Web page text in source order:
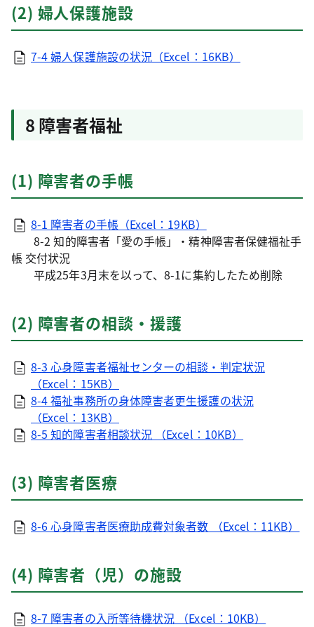
(2) 婦人保護施設
7-4 婦人保護施設の状況（Excel：16KB）
8 障害者福祉
(1) 障害者の手帳
8-1 障害者の手帳（Excel：19KB）
8-2 知的障害者「愛の手帳」・精神障害者保健福祉手
帳 交付状況
平成25年3月末を以って、8-1に集約したため削除
(2) 障害者の相談・援護
8-3 心身障害者福祉センターの相談・判定状況
（Excel：15KB）
8-4 福祉事務所の身体障害者更生援護の状況
（Excel：13KB）
8-5 知的障害者相談状況 （Excel：10KB）
(3) 障害者医療
8-6 心身障害者医療助成費対象者数 （Excel：11KB）
(4) 障害者（児）の施設
8-7 障害者の入所等待機状況 （Excel：10KB）